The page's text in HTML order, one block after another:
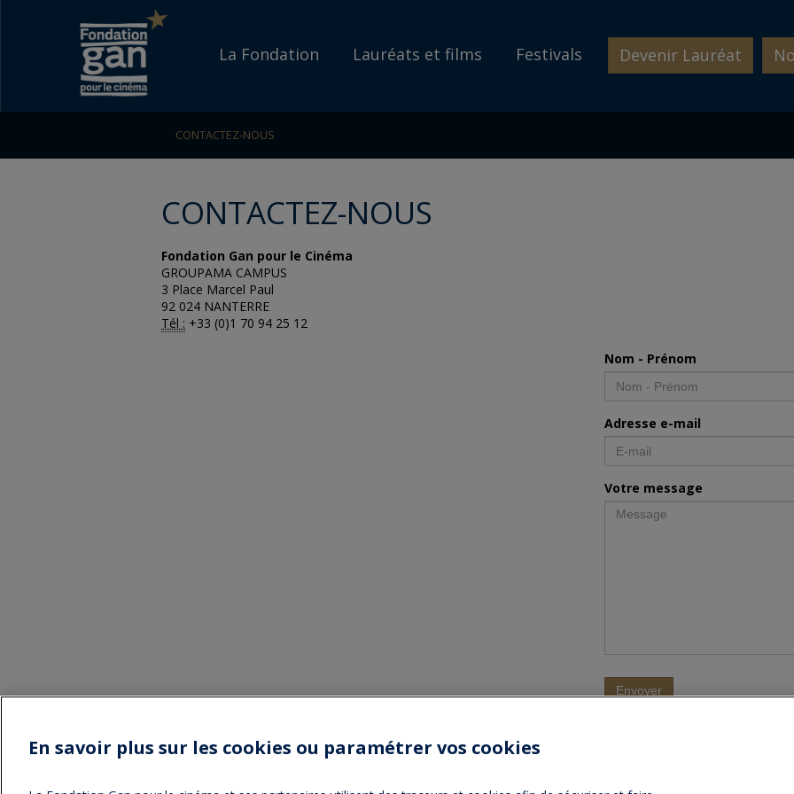
Go to content Go to navigation
Fondation
gan
pour
cinéma
Accueil
La Fondation Lauréats et films Festivals Devenir Lauréat
CONTACTEZ-NOUS
CONTACTEZ-NOUS
Fondation Gan pour le Cinéma
GROUPAMA CAMPUS
3 Place Marcel Paul
92 024 NANTERRE
Tél : +33 (0)1 70 94 25 12
Nom - Prénom
Adresse e-mail
Votre message
En savoir plus sur les cookies ou paramétrer vos cookies